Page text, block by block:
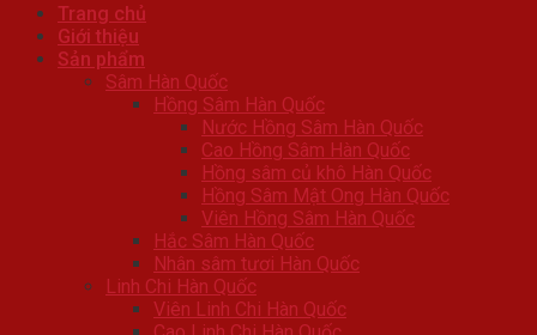
Trang chủ
Giới thiệu
Sản phẩm
Sâm Hàn Quốc
Hồng Sâm Hàn Quốc
Nước Hồng Sâm Hàn Quốc
Cao Hồng Sâm Hàn Quốc
Hồng sâm củ khô Hàn Quốc
Hồng Sâm Mật Ong Hàn Quốc
Viên Hồng Sâm Hàn Quốc
Hắc Sâm Hàn Quốc
Nhân sâm tươi Hàn Quốc
Linh Chi Hàn Quốc
Viên Linh Chi Hàn Quốc